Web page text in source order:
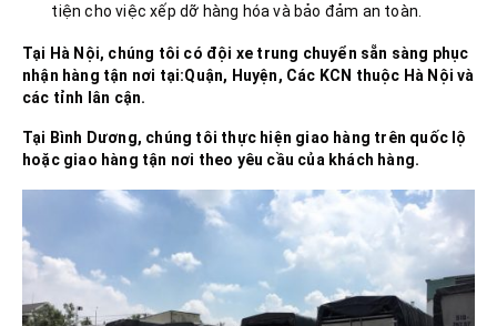
tiện cho việc xếp dỡ hàng hóa và bảo đảm an toàn.
Tại Hà Nội, chúng tôi có đội xe trung chuyển sẵn sàng phục
nhận hàng tận nơi tại:Quận, Huyện, Các KCN thuộc Hà Nội và
các tỉnh lân cận.
Tại Bình Dương, chúng tôi thực hiện giao hàng trên quốc lộ
hoặc giao hàng tận nơi theo yêu cầu của khách hàng.